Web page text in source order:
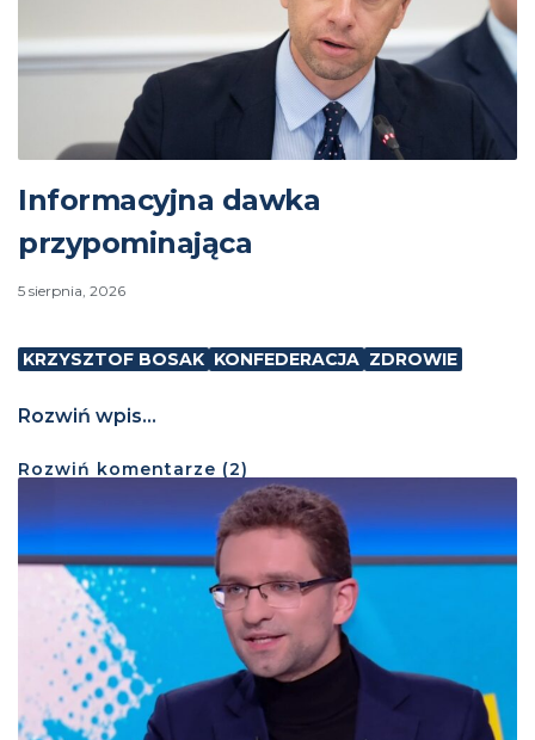
Informacyjna dawka
przypominająca
5 sierpnia, 2026
KRZYSZTOF BOSAK KONFEDERACJA ZDROWIE
Rozwiń wpis...
Rozwiń komentarze (2)